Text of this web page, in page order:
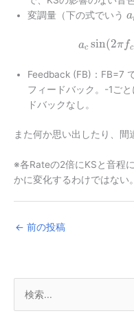
変調量（下の式でいう a
ac sin(2πfc
Feedback (FB)：FB=7
フィードバック。-1ご
ドバックなし。
また何か思い出したり、間
※各Rateの2倍にKSと音程
かに変化するわけではない。
← 前の投稿